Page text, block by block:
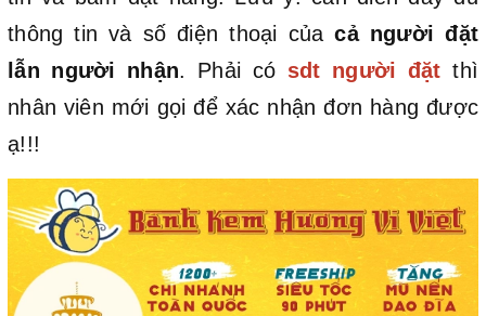
thông tin và số điện thoại củacả người đặt
lẫn người nhận. Phải có sdt người đặt thì
nhân viên mới gọi để xác nhận đơn hàng được
ạ!!!